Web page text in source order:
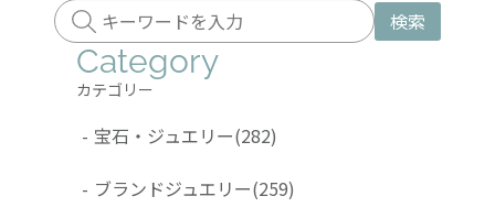
検索
Category
カテゴリー
- 宝石・ジュエリー(282)
- ブランドジュエリー(259)